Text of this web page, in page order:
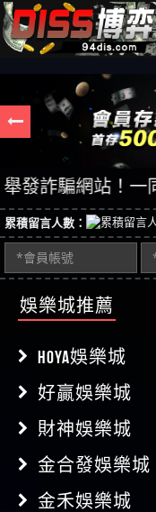
騙網站！一同
累積留言人數：
娛樂城推薦
HOYA娛樂城
好贏娛樂城
財神娛樂城
金合發娛樂城
金禾娛樂城